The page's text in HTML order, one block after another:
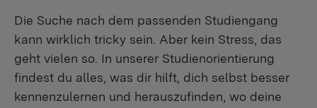
Die Suche nach dem passenden Studiengang
kann wirklich tricky sein. Aber kein Stress, das
geht vielen so. In unserer Studienorientierung
findest du alles, was dir hilft, dich selbst besser
kennenzulernen und herauszufinden, wo deine